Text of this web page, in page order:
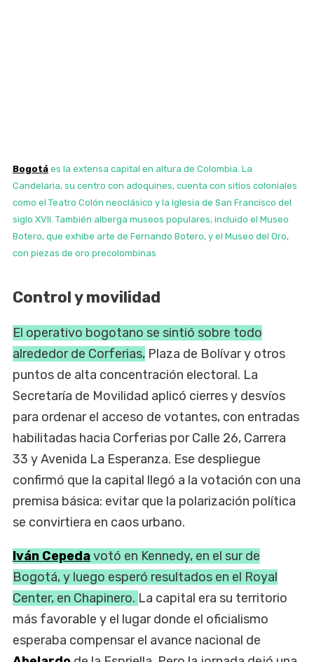
Bogotá es la extensa capital en altura de Colombia. La
Candelaria, su centro con adoquines, cuenta con sitios coloniales
como el Teatro Colón neoclásico y la Iglesia de San Francisco del
siglo XVII. También alberga museos populares, incluido el Museo
Botero, que exhibe arte de Fernando Botero, y el Museo del Oro,
con piezas de oro precolombinas
Control y movilidad
El operativo bogotano se sintió sobre todo
alrededor de Corferias, Plaza de Bolívar y otros
puntos de alta concentración electoral. La
Secretaría de Movilidad aplicó cierres y desvíos
para ordenar el acceso de votantes, con entradas
habilitadas hacia Corferias por Calle 26, Carrera
33 y Avenida La Esperanza. Ese despliegue
confirmó que la capital llegó a la votación con una
premisa básica: evitar que la polarización política
se convirtiera en caos urbano.
Iván Cepedavotó en Kennedy, en el sur de
Bogotá, y luego esperó resultados en el Royal
Center, en Chapinero. La capital era su territorio
más favorable y el lugar donde el oficialismo
esperaba compensar el avance nacional de